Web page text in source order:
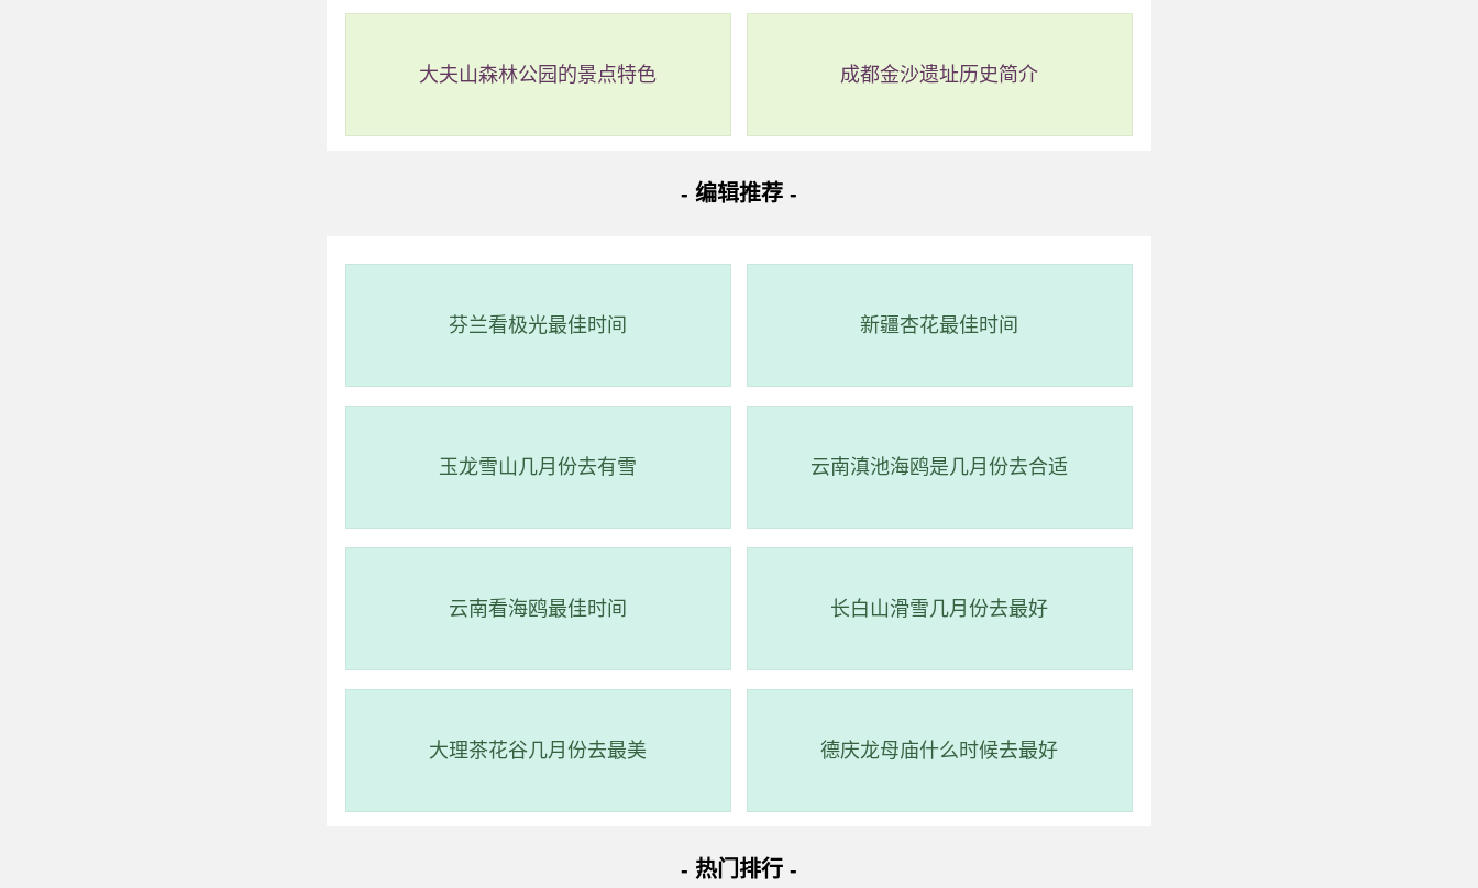
日期 涨潮时间 涨潮水深（cm） 退潮时间 退潮水深（cm）
2023-04-04 21:31:00 40.0
2023-03-30 15:50:00 189.0 23:22:00 73.0
大夫山森林公园的景点特色 成都金沙遗址历史简介
- 编辑推荐 -
芬兰看极光最佳时间 新疆杏花最佳时间
玉龙雪山几月份去有雪 云南滇池海鸥是几月份去合适
云南看海鸥最佳时间 长白山滑雪几月份去最好
大理茶花谷几月份去最美 德庆龙母庙什么时候去最好
- 热门排行 -